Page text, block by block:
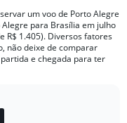
um voo de Porto Alegre
para Brasília em julho
R$ 1.405). Diversos fatores
não deixe de comparar
e chegada para ter